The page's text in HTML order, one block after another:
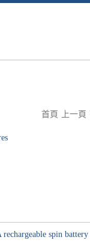
首頁 上一頁
spin battery